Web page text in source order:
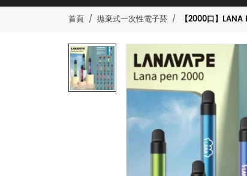
首頁 拋棄式一次性電子菸 【2000口】